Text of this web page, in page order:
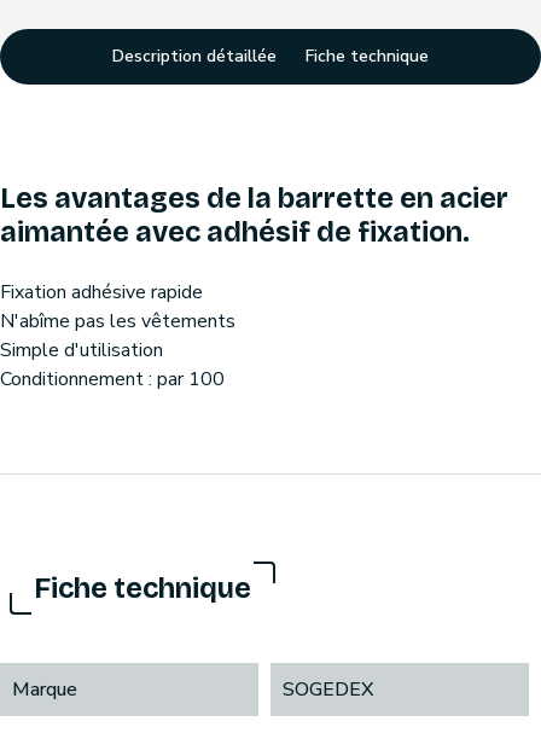
Description détaillée Fiche technique
Les avantages de la barrette en acier
aimantée avec adhésif de fixation.
Fixation adhésive rapide
N'abîme pas les vêtements
Simple d'utilisation
Conditionnement : par 100
Fiche technique
Marque SOGEDEX